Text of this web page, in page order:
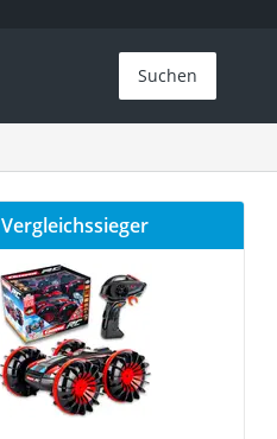
Suchen
Vergleichssieger